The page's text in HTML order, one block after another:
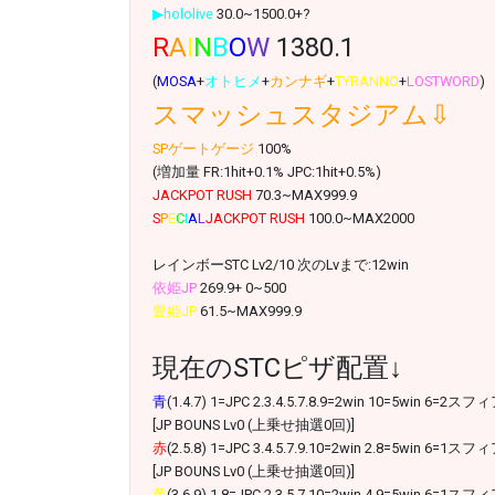
▶hololive 30.0~1500.0+?
RAINBOW 1380.1
(MOSA+オトヒメ+カンナギ+TYRANNO+LOSTWORD)
スマッシュスタジアム⇩
SPゲートゲージ 100%
(増加量 FR:1hit+0.1% JPC:1hit+0.5%)
JACKPOT RUSH 70.3~MAX999.9
SPECIALJACKPOT RUSH 100.0~MAX2000
レインボーSTC Lv2/10 次のLvまで:12win
依姫JP 269.9+ 0~500
豊姫JP 61.5~MAX999.9
現在のSTCピザ配置↓
青(1.4.7) 1=JPC 2.3.4.5.7.8.9=2win 10=5win 6=2スフィ
[JP BOUNS Lv0 (上乗せ抽選0回)]
赤(2.5.8) 1=JPC 3.4.5.7.9.10=2win 2.8=5win 6=1スフィ
[JP BOUNS Lv0 (上乗せ抽選0回)]